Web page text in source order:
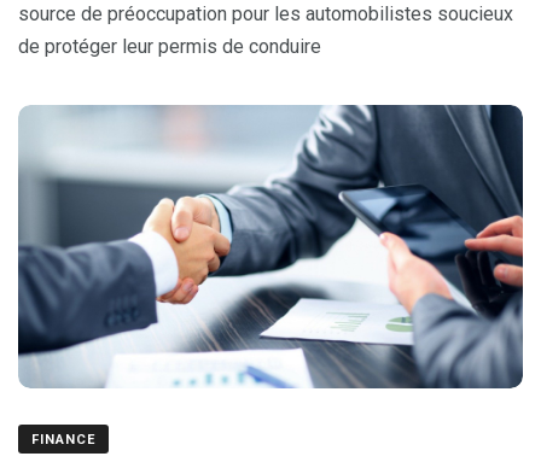
source de préoccupation pour les automobilistes soucieux
de protéger leur permis de conduire
FINANCE